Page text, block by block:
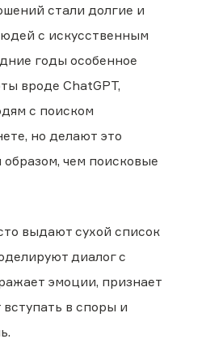
стали долгие и
с искусственным
годы особенное
вроде ChatGPT,
с поиском
но делают это
чем поисковые
выдают сухой список
диалог с
эмоции, признает
в споры и